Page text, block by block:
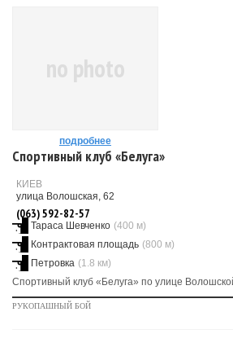
no photo
подробнее
Спортивный клуб «Белуга»
КИЕВ
улица Волошская, 62
(063) 592-82-57
Тараса Шевченко (400 м)
Контрактовая площадь (800 м)
Петровка (1.8 км)
Спортивный клуб «Белуга» по улице
РУКОПАШНЫЙ БОЙ